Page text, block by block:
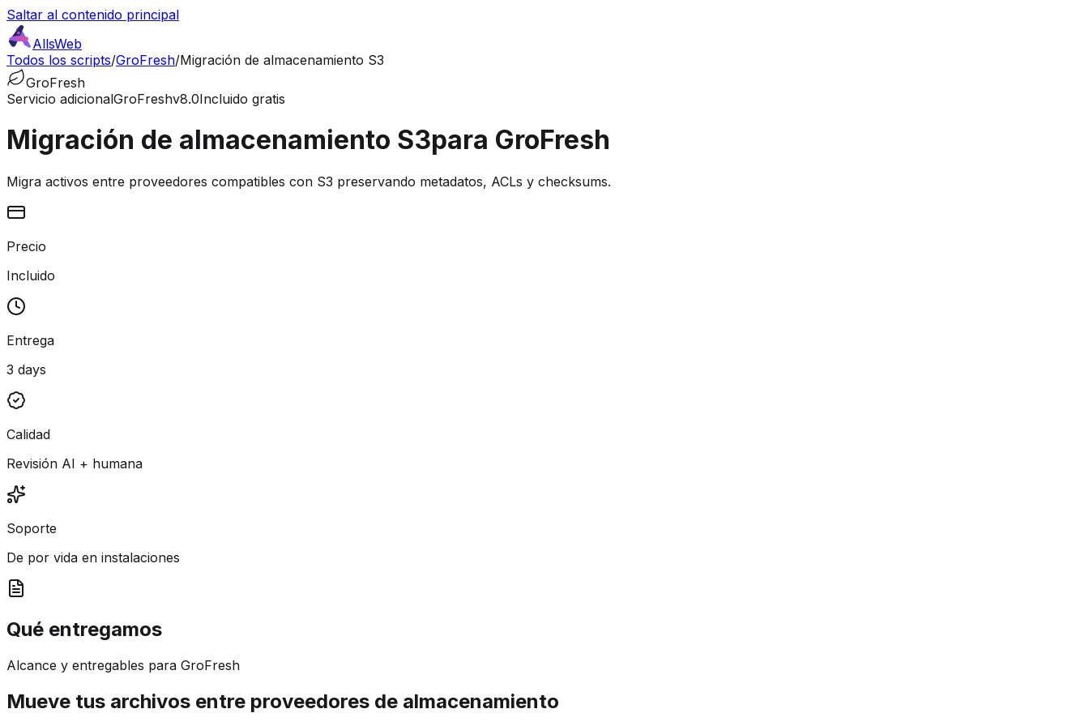
Saltar al contenido principal
AllsWeb
Todos los scripts/GroFresh/Migración de almacenamiento S3
GroFresh
Servicio adicionalGroFreshv8.0Incluido gratis
Migración de almacenamiento S3para GroFresh
Migra activos entre proveedores compatibles con S3 preservando metadatos, ACLs y checksums.
Precio
Incluido
Entrega
3 days
Calidad
Revisión AI + humana
Soporte
De por vida en instalaciones
Qué entregamos
Alcance y entregables para GroFresh
Mueve tus archivos entre proveedores de almacenamiento